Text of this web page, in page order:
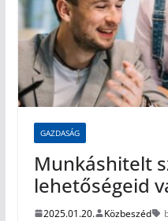
GAZDASÁG
Munkáshitelt
lehetőségeid
2025.01.20. Közbeszéd